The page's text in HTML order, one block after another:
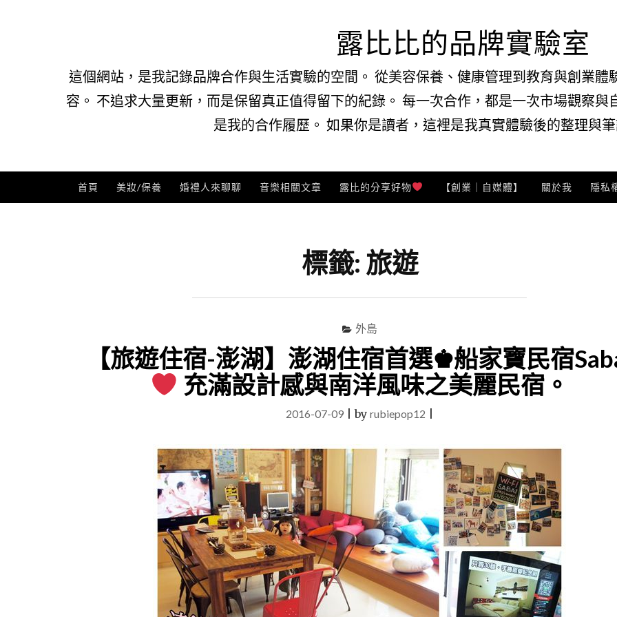
露比比的品牌實驗室
這個網站，是我記錄品牌合作與生活實驗的空間。 從美容保養、健康管理到教育與創業
容。 不追求大量更新，而是保留真正值得留下的紀錄。 每一次合作，都是一次市場觀察
是我的合作履歷。 如果你是讀者，這裡是我真實體驗後的整理與
首頁 美妝/保養 婚禮人來聊聊 音樂相關文章 露比的分享好物 【創業｜自媒體】 關於我 隱私
標籤: 旅遊
外島
【旅遊住宿-澎湖】澎湖住宿首選♚船家寶民宿
充滿設計感與南洋風味之美麗民宿。
2016-07-09|by rubiepop12